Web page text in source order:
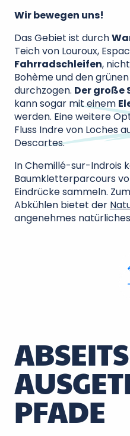
Wir bewegen uns!
Das Gebiet ist durch
Teich von Louroux,
Fahrradschleifen,
Bohème und den
durchzogen. Der große
kann sogar mit einem
werden. Eine weitere
Fluss Indre von Loches
Descartes.
In Chemillé-sur-Indrois
Baumkletterparcours
Eindrücke sammeln.
Abkühlen bietet der
angenehmes
PFADE